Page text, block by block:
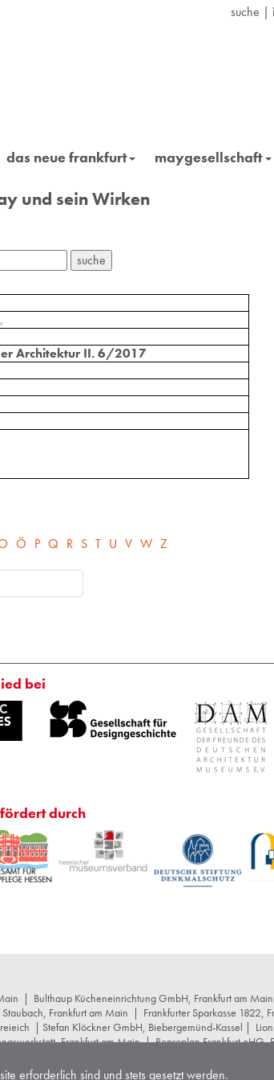
erforderlich sind und stets gesetzt werden.
suche |
das neue frankfurt maygesellschaft
und sein Wirken
Architektur II. 6/2017
Ö P Q R S T U V W Z
bei
durch
| Bulthaup Kücheneinrichtung GmbH, Frankfurt am Main
Frankfurt am Main | Frankfurter Sparkasse 1822,
| Stefan Klöckner GmbH, Biebergemünd-Kassel |
Frankfurt am Main|Reproplan Frankfurt oHG,
GmbH, Frankfurt am Main|Wüstenrot